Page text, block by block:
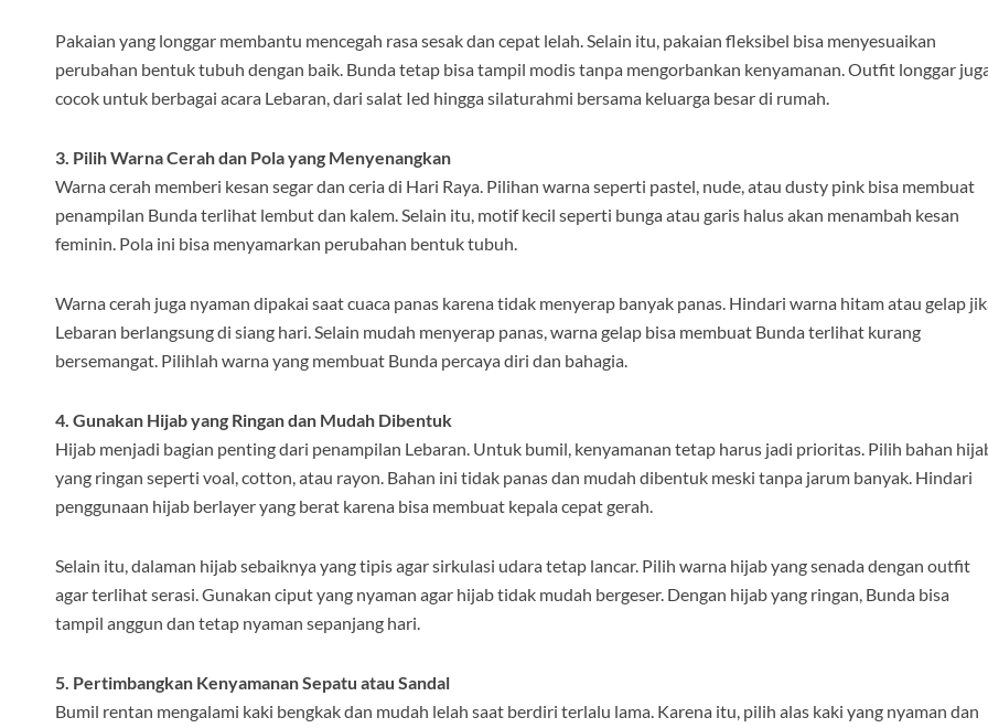
Pakaian yang longgar membantu mencegah rasa sesak dan cepat lelah. Selain itu, pakaian fleksibel bisa menyesuaikan
perubahan bentuk tubuh dengan baik. Bunda tetap bisa tampil modis tanpa mengorbankan kenyamanan. Outfit longgar
cocok untuk berbagai acara Lebaran, dari salat Ied hingga silaturahmi bersama keluarga besar di rumah.
3. Pilih Warna Cerah dan Pola yang Menyenangkan
Warna cerah memberi kesan segar dan ceria di Hari Raya. Pilihan warna seperti pastel, nude, atau dusty pink bisa membuat
penampilan Bunda terlihat lembut dan kalem. Selain itu, motif kecil seperti bunga atau garis halus akan menambah kesan
feminin. Pola ini bisa menyamarkan perubahan bentuk tubuh.
Warna cerah juga nyaman dipakai saat cuaca panas karena tidak menyerap banyak panas. Hindari warna hitam atau gelap
Lebaran berlangsung di siang hari. Selain mudah menyerap panas, warna gelap bisa membuat Bunda terlihat kurang
bersemangat. Pilihlah warna yang membuat Bunda percaya diri dan bahagia.
4. Gunakan Hijab yang Ringan dan Mudah Dibentuk
Hijab menjadi bagian penting dari penampilan Lebaran. Untuk bumil, kenyamanan tetap harus jadi prioritas. Pilih bahan
yang ringan seperti voal, cotton, atau rayon. Bahan ini tidak panas dan mudah dibentuk meski tanpa jarum banyak. Hindari
penggunaan hijab berlayer yang berat karena bisa membuat kepala cepat gerah.
Selain itu, dalaman hijab sebaiknya yang tipis agar sirkulasi udara tetap lancar. Pilih warna hijab yang senada dengan outfit
agar terlihat serasi. Gunakan ciput yang nyaman agar hijab tidak mudah bergeser. Dengan hijab yang ringan, Bunda bisa
tampil anggun dan tetap nyaman sepanjang hari.
5. Pertimbangkan Kenyamanan Sepatu atau Sandal
Bumil rentan mengalami kaki bengkak dan mudah lelah saat berdiri terlalu lama. Karena itu, pilih alas kaki yang nyaman dan